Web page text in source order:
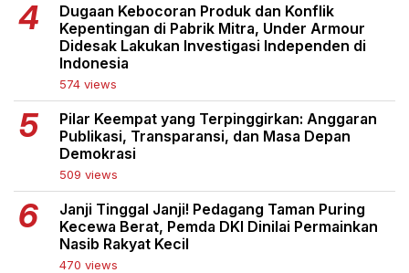
Dugaan Kebocoran Produk dan Konflik
Kepentingan di Pabrik Mitra, Under Armour
Didesak Lakukan Investigasi Independen di
Indonesia
574 views
Pilar Keempat yang Terpinggirkan: Anggaran
Publikasi, Transparansi, dan Masa Depan
Demokrasi
509 views
Janji Tinggal Janji! Pedagang Taman Puring
Kecewa Berat, Pemda DKI Dinilai Permainkan
Nasib Rakyat Kecil
470 views